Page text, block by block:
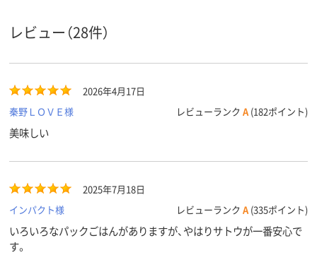
レビュー（28件）
2026年4月17日
秦野ＬＯＶＥ様
レビューランク A (182ポイント)
美味しい
2025年7月18日
インパクト様
レビューランク A (335ポイント)
いろいろなパックごはんがありますが、やはりサトウが一番安心で
す。